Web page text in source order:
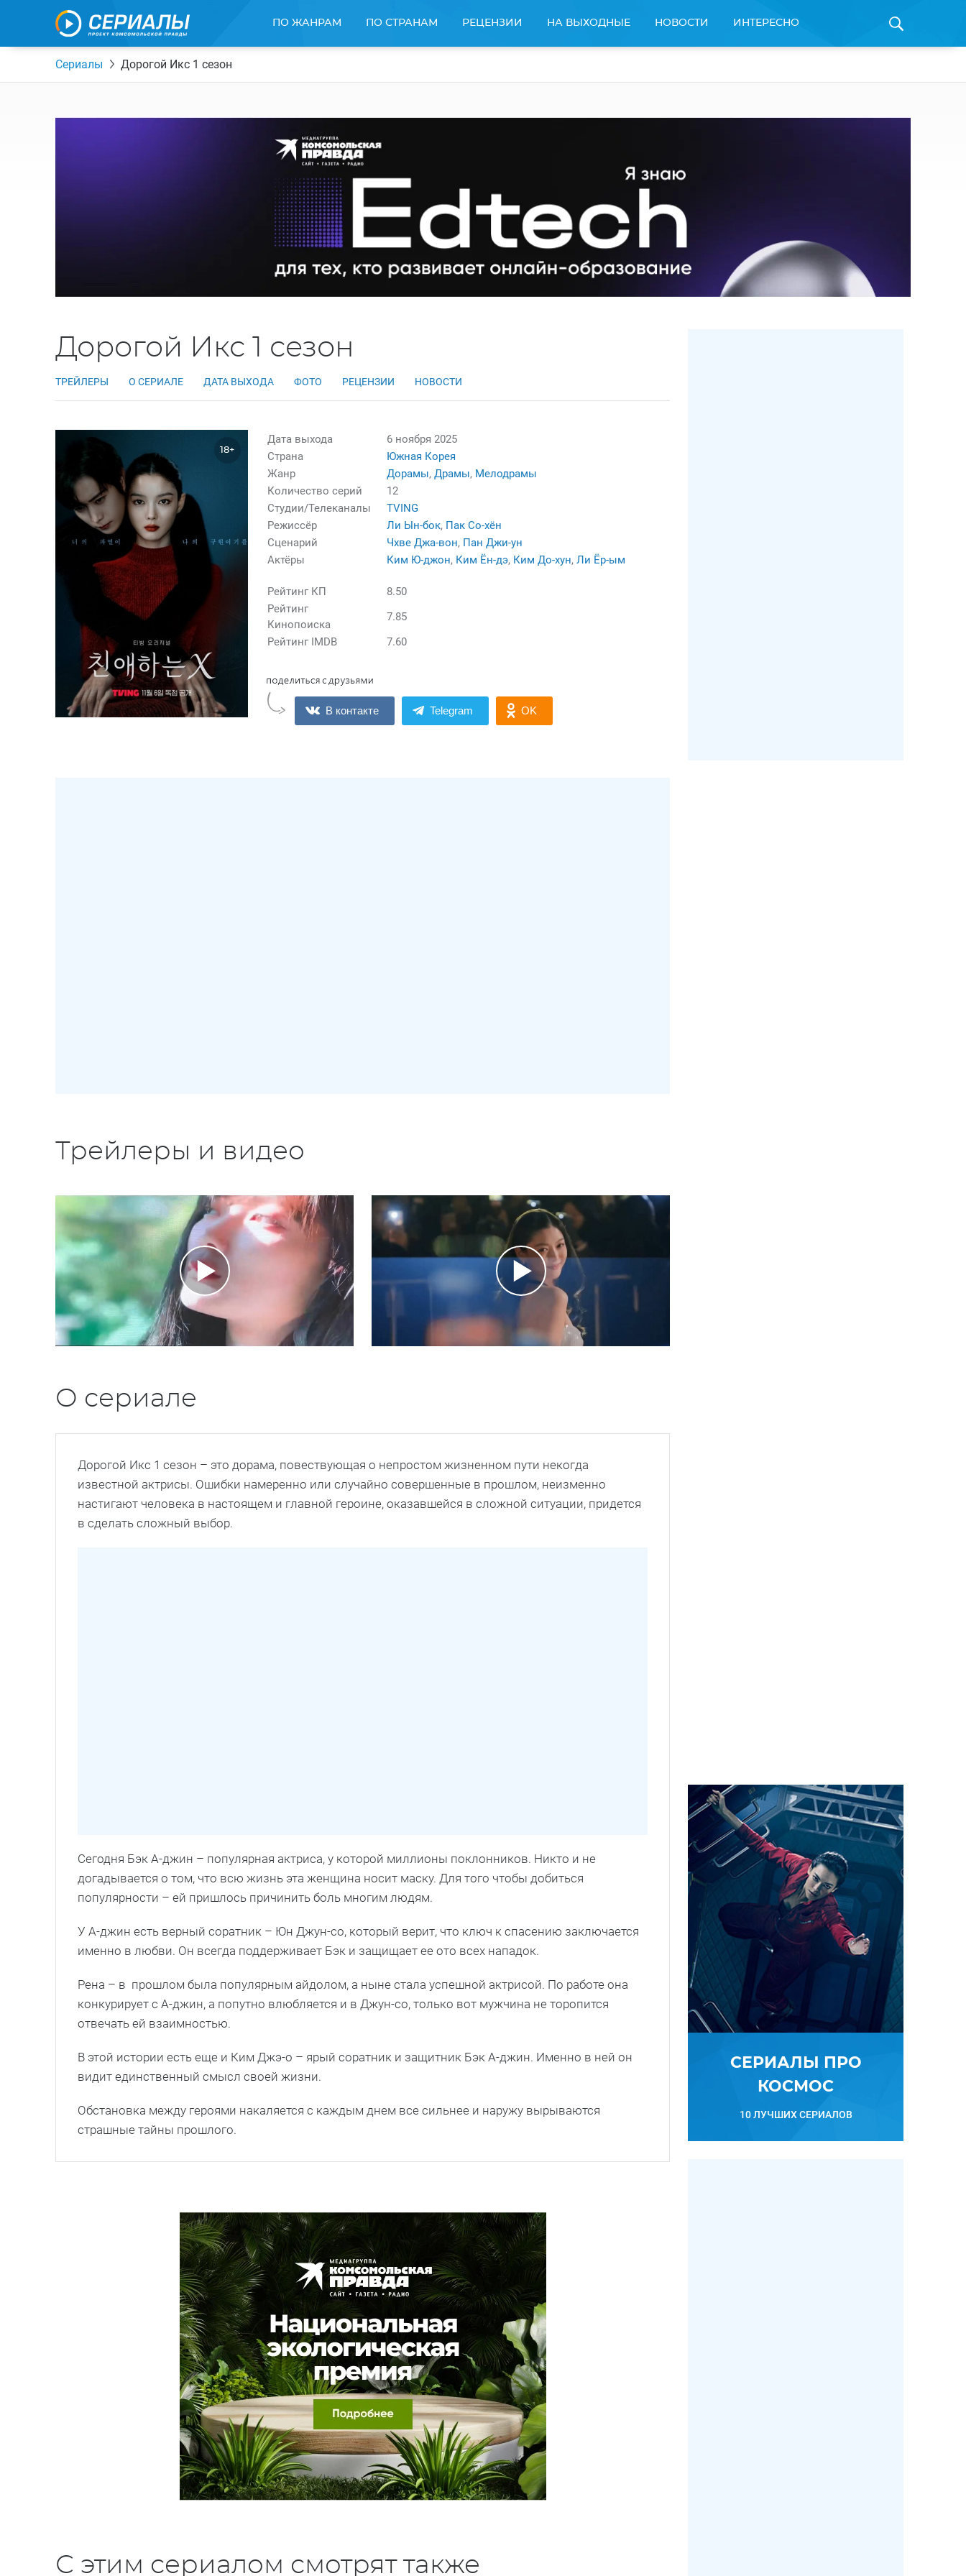
ПО ЖАНРАМ ПО СТРАНАМ РЕЦЕНЗИИ НА ВЫХОДНЫЕ НОВОСТИ ИНТЕРЕСНО
Сериалы Дорогой Икс 1 сезон
Дорогой Икс 1 сезон
ТРЕЙЛЕРЫ О СЕРИАЛЕ ДАТА ВЫХОДА ФОТО РЕЦЕНЗИИ НОВОСТИ
18+
Дата выхода
6 ноября 2025
Страна
Южная Корея
Жанр
Дорамы, Драмы, Мелодрамы
Количество серий
12
Студии/Телеканалы
TVING
Режиссёр
Ли Ын-бок, Пак Со-хён
Сценарий
Чхве Джа-вон, Пан Джи-ун
Актёры
Ким Ю-джон, Ким Ён-дэ, Ким До-хун,Ли Ёр-ым
Рейтинг КП
8.50
Рейтинг
Кинопоиска
7.85
Рейтинг IMDB
7.60
В контакте Telegram OK
Трейлеры и видео
О сериале
Дорогой Икс 1 сезон – это дорама, повествующая о непростом жизненном пути некогда
известной актрисы. Ошибки намеренно или случайно совершенные в прошлом, неизменно
настигают человека в настоящем и главной героине, оказавшейся в сложной ситуации, придется
в сделать сложный выбор.
Сегодня Бэк А-джин – популярная актриса, у которой миллионы поклонников. Никто и не
догадывается о том, что всю жизнь эта женщина носит маску. Для того чтобы добиться
популярности – ей пришлось причинить боль многим людям.
У А-джин есть верный соратник – Юн Джун-со, который верит, что ключ к спасению заключается
именно в любви. Он всегда поддерживает Бэк и защищает ее ото всех нападок.
Рена – в прошлом была популярным айдолом, а ныне стала успешной актрисой. По работе она
конкурирует с А-джин, а попутно влюбляется и в Джун-со, только вот мужчина не торопится
отвечать ей взаимностью.
В этой истории есть еще и Ким Джэ-о – ярый соратник и защитник Бэк А-джин. Именно в ней он
видит единственный смысл своей жизни.
Обстановка между героями накаляется с каждым днем все сильнее и наружу вырываются
страшные тайны прошлого.
С этим сериалом смотрят также
СЕРИАЛЫ ПРО
КОСМОС
10 ЛУЧШИХ СЕРИАЛОВ